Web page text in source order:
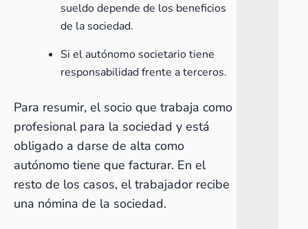
sueldo depende de los beneficios
de la sociedad.
Si el autónomo societario tiene
responsabilidad frente a terceros.
Para resumir, el socio que trabaja como
profesional para la sociedad y está
obligado a darse de alta como
autónomo tiene que facturar. En el
resto de los casos, el trabajador recibe
una nómina de la sociedad.